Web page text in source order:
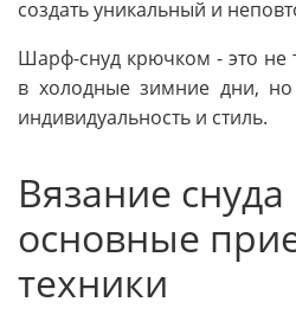
создать уникальный и
Шарф-снуд крючком - это не
в холодные зимние дни,
индивидуальность и стиль.
Вязание
основные
техники